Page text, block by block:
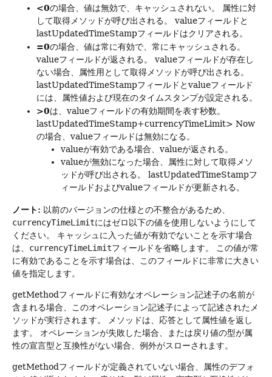
<0の場合、値は無効で、キャッシュされない。
属性に対
して取得メソッドが呼び出される。
valueフィールドと
lastUpdatedTimeStampフィールドはクリアされる。
=0の場合、値は常に有効で、常にキャッシュされる。
valueフィールドが返される。
valueフィールドが存在し
ない場合、属性用として取得メソッドが呼び出される。
lastUpdatedTimeStampフィールドとvalueフィールド
には、属性値および現在のタイムスタンプが設定される。
>0は、valueフィールドの有効期間を表す秒数。
lastUpdatedTimeStamp+currencyTimeLimit> Now
の場合、valueフィールドは無効になる。
valueが有効である場合、valueが返される。
valueが無効になった場合、属性に対して取得メソ
ッドが呼び出される。
lastUpdatedTimeStampフ
ィールドおよびvalueフィールドが更新される。
ノート: 以前のバージョンの仕様との不整合があるため、
currencyTimeLimitにはゼロ以下の値を使用しないようにして
ください。
キャッシュに入った値が有効でないことを示す場合
は、 currencyTimeLimitフィールドを省略します。
この値が常
に有効であることを示す場合は、このフィールドに非常に大きい
値を指定します。
getMethodフィールドに有効なオペレーション記述子の名前が
含まれる場合、このオペレーション記述子によって記述されたメ
ソッドが実行されます。
メソッドは、応答として属性値を返し
ます。
オペレーションが失敗した場合、または戻り値の型が属
性の宣言型と互換性がない場合、例外がスローされます。
getMethodフィールドが定義されていない場合、属性のデフォ